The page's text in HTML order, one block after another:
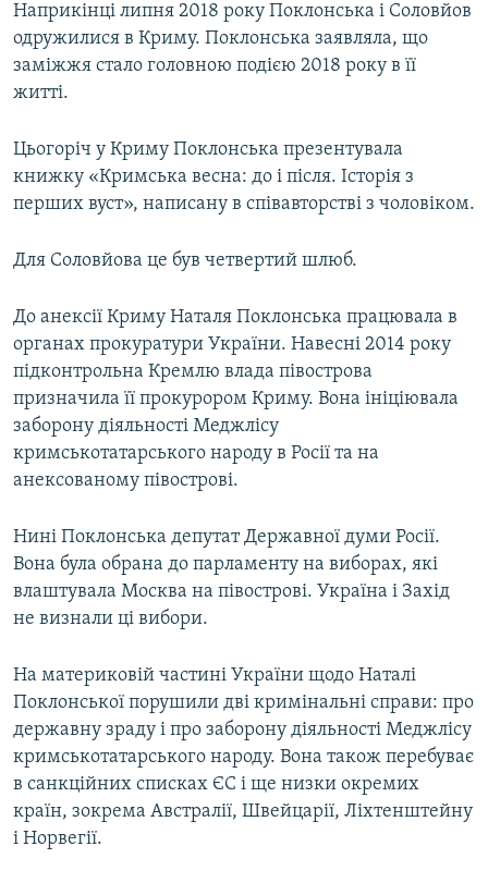
Наприкінці липня 2018 року Поклонська і Соловйов
одружилися в Криму. Поклонська заявляла, що
заміжжя стало головною подією 2018 року в її
житті.
Цьогоріч у Криму Поклонська презентувала
книжку «Кримська весна: до і після. Історія з
перших вуст», написану в співавторстві з чоловіком.
Для Соловйова це був четвертий шлюб.
До анексії Криму Наталя Поклонська працювала в
органах прокуратури України. Навесні 2014 року
підконтрольна Кремлю влада півострова
призначила її прокурором Криму. Вона ініціювала
заборону діяльності Меджлісу
кримськотатарського народу в Росії та на
анексованому півострові.
Нині Поклонська депутат Державної думи Росії.
Вона була обрана до парламенту на виборах, які
влаштувала Москва на півострові. Україна і Захід
не визнали ці вибори.
На материковій частині України щодо Наталі
Поклонської порушили дві кримінальні справи: про
державну зраду і про заборону діяльності Меджлісу
кримськотатарського народу. Вона також перебуває
в санкційних списках ЄС і ще низки окремих
країн, зокрема Австралії, Швейцарії, Ліхтенштейну
і Норвегії.